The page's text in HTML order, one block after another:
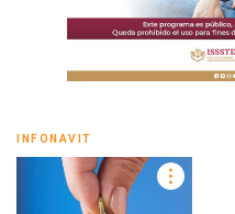
INFONAVIT